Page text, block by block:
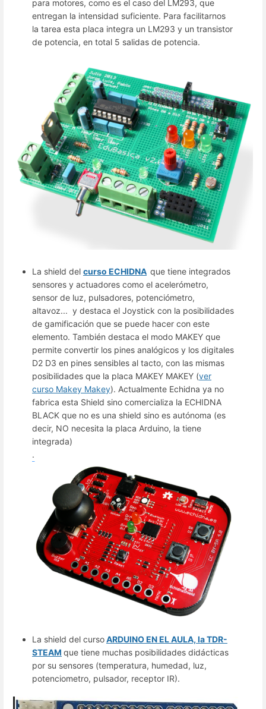
para motores, como es el caso del LM293, que
entregan la intensidad suficiente. Para facilitarnos
la tarea esta placa integra un LM293 y un transistor
de potencia, en total 5 salidas de potencia.
La shield del curso ECHIDNA que tiene integrados
sensores y actuadores como el acelerómetro,
sensor de luz, pulsadores, potenciómetro,
altavoz... y destaca el Joystick con la posibilidades
de gamificación que se puede hacer con este
elemento. También destaca el modo MAKEY que
permite convertir los pines analógicos y los digitales
D2 D3 en pines sensibles al tacto, con las mismas
posibilidades que la placa MAKEY MAKEY (ver
curso Makey Makey). Actualmente Echidna ya no
fabrica esta Shield sino comercializa la ECHIDNA
BLACK que no es una shield sino es autónoma (es
decir, NO necesita la placa Arduino, la tiene
integrada)
.
La shield del cursoARDUINO EN EL AULA, la TDR-
STEAM que tiene muchas posibilidades didácticas
por su sensores (temperatura, humedad, luz,
potenciometro, pulsador, receptor IR).